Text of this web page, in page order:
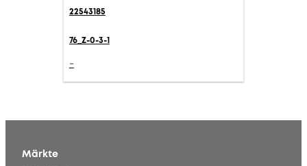
22543185
76_Z-0-3-1
-
Märkte